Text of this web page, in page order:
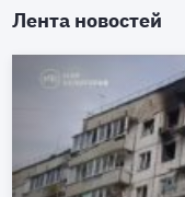
Лента новостей